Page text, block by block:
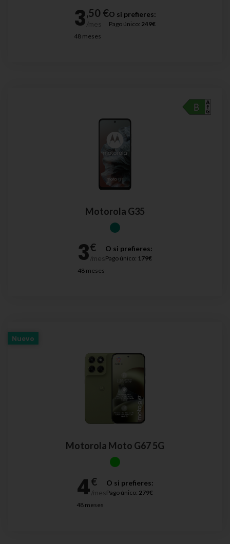
48 meses
O si prefieres:
Pago único: 249€
Motorola G35
48 meses
O si prefieres:
Pago único: 179€
Nuevo
Motorola Moto G67 5G
48 meses
O si prefieres:
Pago único: 279€